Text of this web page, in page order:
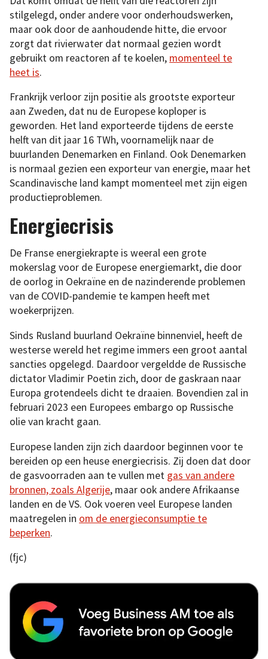
stilgelegd, onder andere voor onderhoudswerken,
maar ook door de aanhoudende hitte, die ervoor
zorgt dat rivierwater dat normaal gezien wordt
gebruikt om reactoren af te koelen, momenteel te
heet is.
Frankrijk verloor zijn positie als grootste exporteur
aan Zweden, dat nu de Europese koploper is
geworden. Het land exporteerde tijdens de eerste
helft van dit jaar 16 TWh, voornamelijk naar de
buurlanden Denemarken en Finland. Ook Denemarken
is normaal gezien een exporteur van energie, maar het
Scandinavische land kampt momenteel met zijn eigen
productieproblemen.
Energiecrisis
De Franse energiekrapte is weeral een grote
mokerslag voor de Europese energiemarkt, die door
de oorlog in Oekraïne en de nazinderende problemen
van de COVID-pandemie te kampen heeft met
woekerprijzen.
Sinds Rusland buurland Oekraïne binnenviel, heeft de
westerse wereld het regime immers een groot aantal
sancties opgelegd. Daardoor vergeldde de Russische
dictator Vladimir Poetin zich, door de gaskraan naar
Europa grotendeels dicht te draaien. Bovendien zal in
februari 2023 een Europees embargo op Russische
olie van kracht gaan.
Europese landen zijn zich daardoor beginnen voor te
bereiden op een heuse energiecrisis. Zij doen dat door
de gasvoorraden aan te vullen met gas van andere
bronnen, zoals Algerije, maar ook andere Afrikaanse
landen en de VS. Ook voeren veel Europese landen
maatregelen in om de energieconsumptie te
beperken.
(fjc)